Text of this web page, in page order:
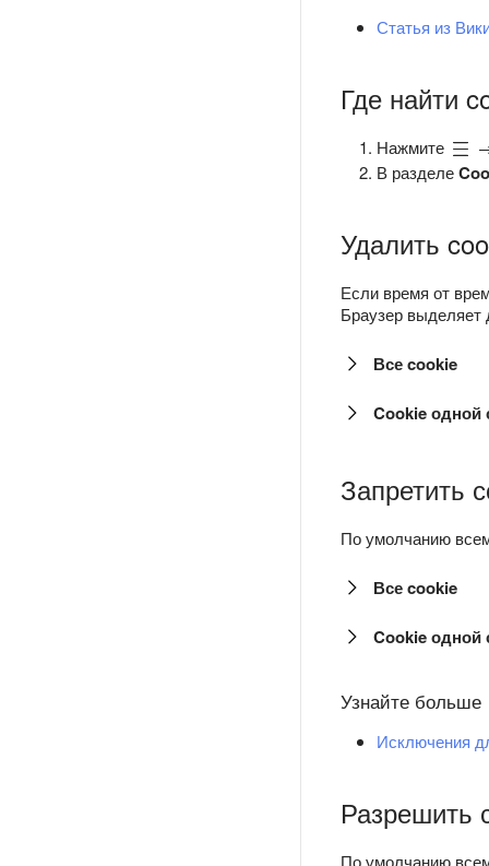
Статья из
Где найти
Нажмите
В разделе
Удалить
Если время от
Браузер
Все cookie
Cookie одной
Запретить
По умолчанию
Все cookie
Cookie одной
Узнайте больше
Исключения
Разрешить
По умолчанию